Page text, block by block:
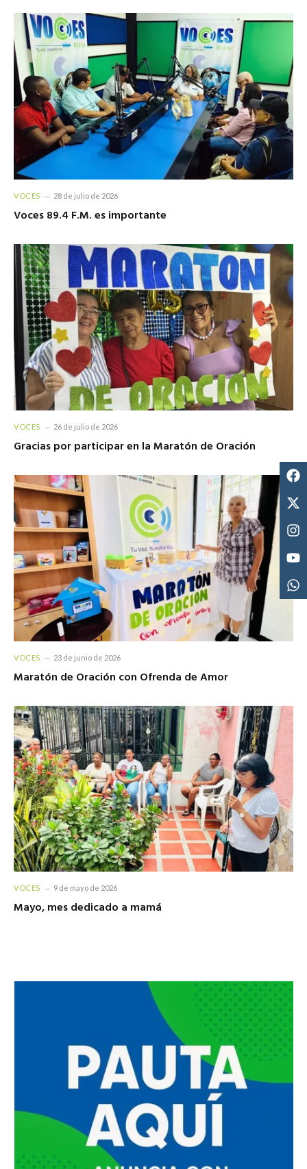
VOCES 28 de julio de 2026
Voces 89.4 F.M. es importante
VOCES 26 de julio de 2026
Gracias por participar en la Maratón de Oración
VOCES 23 de junio de 2026
Maratón de Oración con Ofrenda de Amor
VOCES 9 de mayo de 2026
Mayo, mes dedicado a mamá